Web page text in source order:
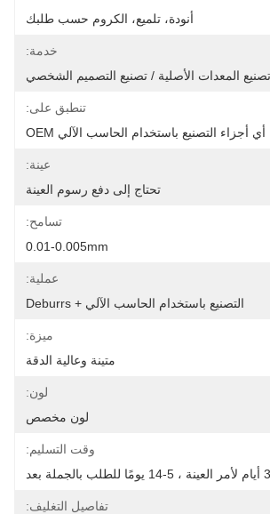
أنودة، تلميع، الكروم حسب طلبك
خدمة:
تصنيع المعدات الأصلية / تصنيع التصميم الشخصي
تنطبق على:
أي أجزاء التصنيع باستخدام الحاسب الآلي OEM
عينة:
تحتاج إلى دفع رسوم العينة
تسامح:
0.01-0.005mm
عملية:
التصنيع باستخدام الحاسب الآلي + Deburrs
ميزة:
متينة وعالية الدقة
لون:
لون مخصص
وقت التسليم:
تفاصيل التغليف: